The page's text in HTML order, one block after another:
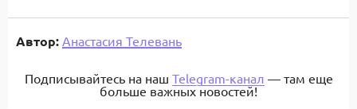
Автор: Анастасия Телевань
Подписывайтесь на наш Telegram-канал — там еще
больше важных новостей!